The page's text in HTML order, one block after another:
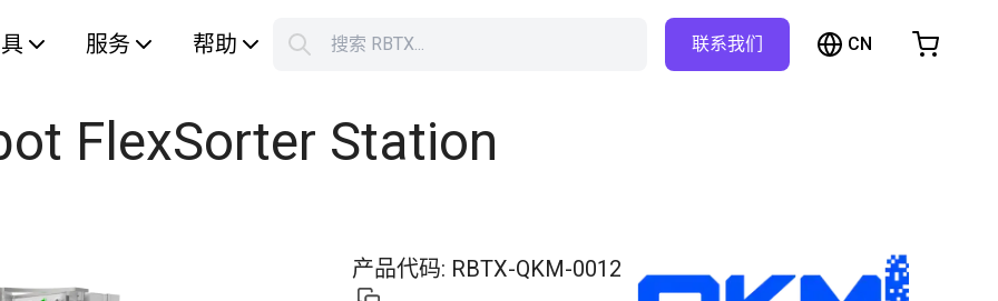
服务 帮助 搜索 RBTX... 联系我们 CN
FlexSorter Station
产品代码: RBTX-QKM-0012